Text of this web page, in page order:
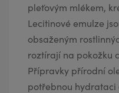
pleťovým mlékem,
Lecitinové emulze
obsaženým
roztírají na pokožku
Přípravky přírodní
potřebnou hydrataci